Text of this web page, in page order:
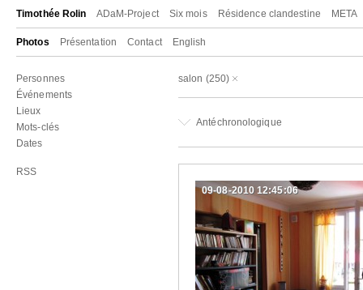
Timothée Rolin ADaM-Project Six mois Résidence clandestine META
Photos Présentation Contact English
Personnes
Événements
Lieux
Mots-clés
Dates
RSS
salon (250)
Antéchronologique
09-08-2010 12:45:06